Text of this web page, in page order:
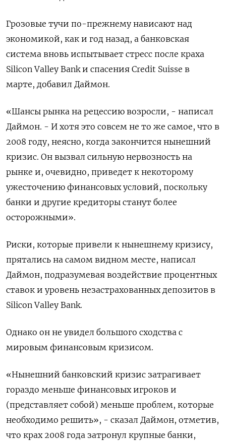
Грозовые тучи по-прежнему нависают над
экономикой, как и год назад, а банковская
система вновь испытывает стресс после краха
Silicon Valley Bank и спасения Credit Suisse в
марте, добавил Даймон.
«Шансы рынка на рецессию возросли, - написал
Даймон. - И хотя это совсем не то же самое, что в
2008 году, неясно, когда закончится нынешний
кризис. Он вызвал сильную нервозность на
рынке и, очевидно, приведет к некоторому
ужесточению финансовых условий, поскольку
банки и другие кредиторы станут более
осторожными».
Риски, которые привели к нынешнему кризису,
прятались на самом видном месте, написал
Даймон, подразумевая воздействие процентных
ставок и уровень незастрахованных депозитов в
Silicon Valley Bank.
Однако он не увидел большого сходства с
мировым финансовым кризисом.
«Нынешний банковский кризис затрагивает
гораздо меньше финансовых игроков и
(представляет собой) меньше проблем, которые
необходимо решить», - сказал Даймон, отметив,
что крах 2008 года затронул крупные банки,